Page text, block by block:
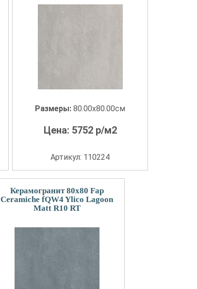
Размеры:80.00x80.00см
Цена: 5752р/м2
Артикул: 110224
Керамогранит 80x80 Fap
Ceramiche fQW4 Ylico Lagoon
Matt R10 RT